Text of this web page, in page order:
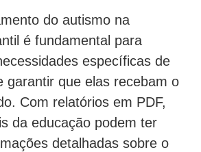
do autismo na
é fundamental para
específicas de
garantir que elas recebam o
Com relatórios em PDF,
da educação podem ter
detalhadas sobre o